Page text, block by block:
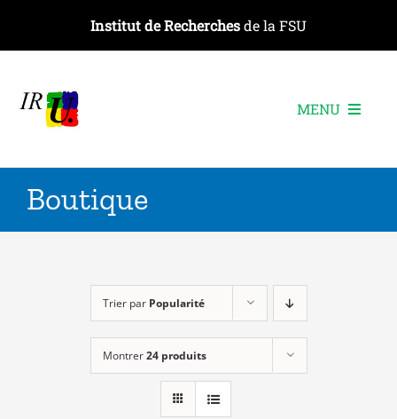
contenu
Institut de Recherchesde la FSU
MENU
Les recherches
Les événements
Boutique
Trier par Popularité
Montrer24 produits